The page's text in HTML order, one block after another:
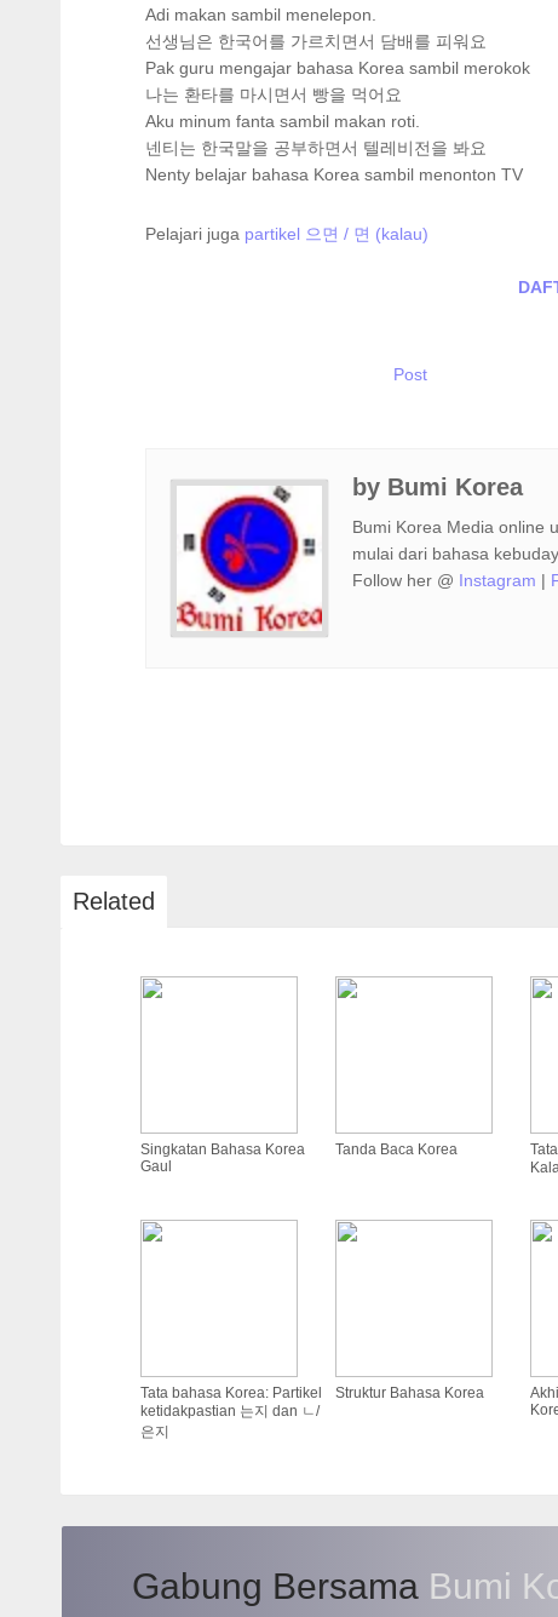
Adi makan sambil menelepon.
선생님은 한국어를 가르치면서 담배를 피워요
Pak guru mengajar bahasa Korea sambil
나는 환타를 마시면서 빵을 먹어요
Aku minum fanta sambil makan roti.
넨티는 한국말을 공부하면서 텔레비전을 봐요
Nenty belajar bahasa Korea sambil menonton TV
Pelajari juga partikel 으면 / 면 (kalau)
Post
by Bumi Korea
Bumi Korea Media online
mulai dari bahasa
Follow her @ Instagram |
Related
Singkatan Bahasa Korea
Gaul
Tanda Baca Korea
Tata bahasa Korea: Partikel
ketidakpastian 는지 dan ㄴ/
은지
Struktur Bahasa Korea
Gabung Bersama Bumi